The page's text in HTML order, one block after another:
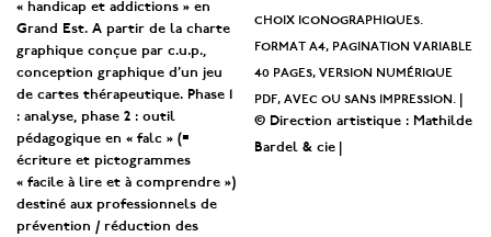
« handicap et addictions » en
Grand Est. A partir de la charte
graphique conçue par c.u.p.,
conception graphique d’un jeu
de cartes thérapeutique. Phase 1
: analyse, phase 2 : outil
pédagogique en « falc » (=
écriture et pictogrammes
« facile à lire et à comprendre »)
destiné aux professionnels de
prévention / réduction des
choix iconographiques.
format a4, pagination variable
40 pages, version numérique
pdf, avec ou sans impression. |
© Direction artistique : Mathilde
Bardel & cie |